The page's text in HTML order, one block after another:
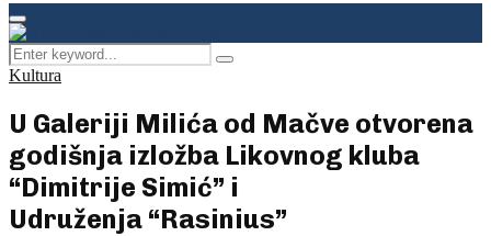
Facebook
Instagram
Youtube
Primary
Menu
Search
for:
Pretraga
Kultura
U Galeriji Milića od Mačve otvorena
godišnja izložba Likovnog kluba
“Dimitrije Simić” i
Udruženja “Rasinius”